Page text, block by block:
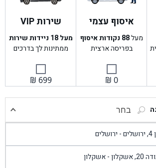
איסוף עצמי
מעל88 נקודות איסוף
בפריסה ארצית
₪ 0
שירות VIP
מעל 18 ניידות שירות
ממתינות לך בדרכים
₪ 699
בחר
אשקלון